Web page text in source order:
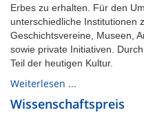
Erbes zu erhalten. Für den
unterschiedliche Institutionen
Geschichtsvereine, Museen,
sowie private Initiativen.
Teil der heutigen Kultur.
Weiterlesen ...
Wissenschaftspreis